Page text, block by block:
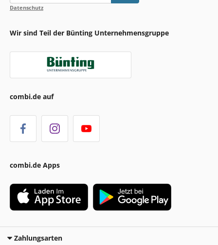
Datenschutz
Wir sind Teil der Bünting Unternehmensgruppe
combi.de auf
combi.de Apps
Zahlungsarten